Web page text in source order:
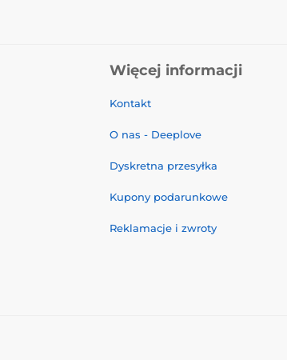
Więcej informacji
Kontakt
O nas - Deeplove
Dyskretna przesyłka
Kupony podarunkowe
Reklamacje i zwroty